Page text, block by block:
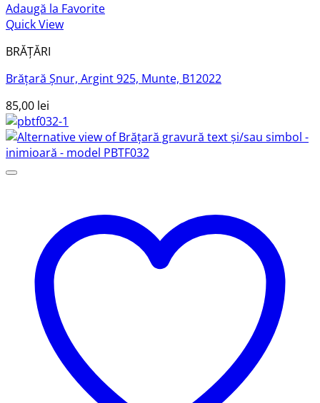
Adaugă la Favorite
Quick View
BRĂȚĂRI
Brățară Șnur, Argint 925, Munte, B12022
85,00 lei